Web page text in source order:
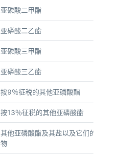
亚磷酸二甲酯
亚磷酸二乙酯
亚磷酸三甲酯
亚磷酸三乙酯
按9％征税的其他亚磷酸酯
按13％征税的其他亚磷酸酯
其他亚磷酸酯及其盐以及它们的卤
物